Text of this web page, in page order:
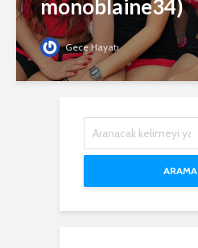
monoblaine34)
Gece Hayatı
ARAMA